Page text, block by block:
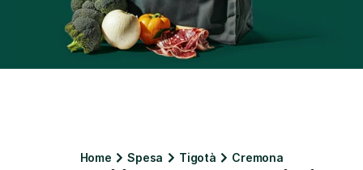
Home Spesa Tigotà Cremona